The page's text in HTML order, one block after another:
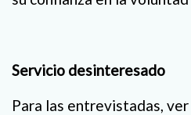
Servicio desinteresado
Para las entrevistadas,